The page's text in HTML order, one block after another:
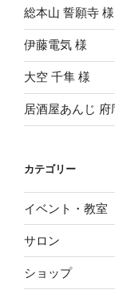
ン
総本山 誓願寺 様
伊藤電気 様
大空 千隼 様
居酒屋あんじ 府
カテゴリー
イベント・教室
サロン
ショップ